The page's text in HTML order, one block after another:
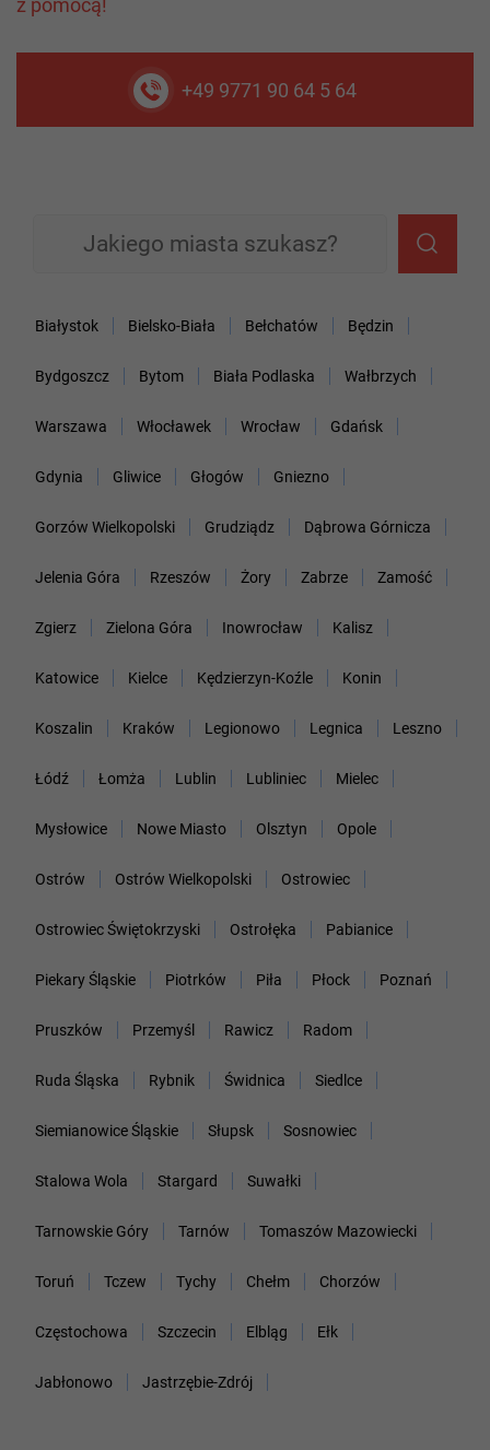
z pomocą!
+49 9771 90 64 5 64
Białystok Bielsko-Biała Bełchatów Będzin
Bydgoszcz Bytom Biała Podlaska Wałbrzych
Warszawa Włocławek Wrocław Gdańsk
Gdynia Gliwice Głogów Gniezno
Gorzów Wielkopolski Grudziądz Dąbrowa Górnicza
Jelenia Góra Rzeszów Żory Zabrze Zamość
Zgierz Zielona Góra Inowrocław Kalisz
Katowice Kielce Kędzierzyn-Koźle Konin
Koszalin Kraków Legionowo Legnica Leszno
Łódź Łomża Lublin Lubliniec Mielec
Mysłowice Nowe Miasto Olsztyn Opole
Ostrów Ostrów Wielkopolski Ostrowiec
Ostrowiec Świętokrzyski Ostrołęka Pabianice
Piekary Śląskie Piotrków Piła Płock Poznań
Pruszków Przemyśl Rawicz Radom
Ruda Śląska Rybnik Świdnica Siedlce
Siemianowice Śląskie Słupsk Sosnowiec
Stalowa Wola Stargard Suwałki
Tarnowskie Góry Tarnów Tomaszów Mazowiecki
Toruń Tczew Tychy Chełm Chorzów
Częstochowa Szczecin Elbląg Ełk
Jabłonowo Jastrzębie-Zdrój